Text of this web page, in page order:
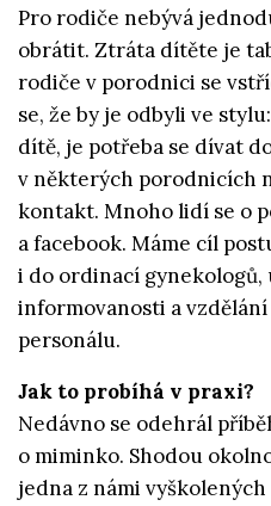
Pro rodiče nebývá
obrátit. Ztráta dítěte je
rodiče v porodnici se
se, že by je odbyli ve
dítě, je potřeba se dívat
v některých porodnicích
kontakt. Mnoho lidí se o
a facebook. Máme cíl
i do ordinací gynekologů,
informovanosti a
personálu.
Jak to probíhá v praxi?
Nedávno se odehrál
o miminko. Shodou
jedna z námi